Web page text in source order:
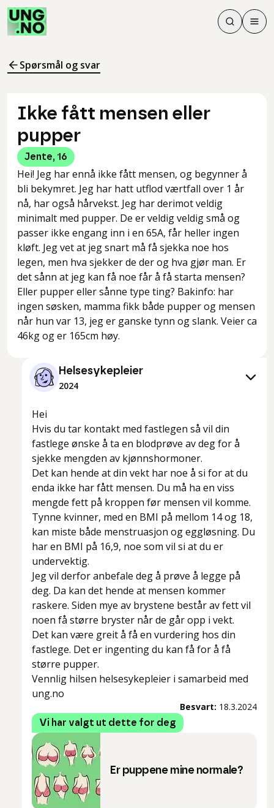
Søk
Søk
Meny
Spørsmål og svar
Ikke fått mensen eller
pupper
Jente, 16
Hei! Jeg har ennå ikke fått mensen, og begynner å
bli bekymret. Jeg har hatt utflod værtfall over 1 år
nå, har også hårvekst. Jeg har derimot veldig
minimalt med pupper. De er veldig veldig små og
passer ikke engang inn i en 65A, får heller ingen
kløft. Jeg vet at jeg snart må få sjekka noe hos
legen, men hva sjekker de der og hva gjør man. Er
det sånn at jeg kan få noe får å få starta mensen?
Eller pupper eller sånne type ting? Bakinfo: har
ingen søsken, mamma fikk både pupper og mensen
når hun var 13, jeg er ganske tynn og slank. Veier ca
46kg og er 165cm høy.
Helsesykepleier
2024
Hei
Hvis du tar kontakt med fastlegen så vil din
fastlege ønske å ta en blodprøve av deg for å
sjekke mengden av kjønnshormoner.
Det kan hende at din vekt har noe å si for at du
enda ikke har fått mensen. Du må ha en viss
mengde fett på kroppen før mensen vil komme.
Tynne kvinner, med en BMI på mellom 14 og 18,
kan miste både menstruasjon og eggløsning. Du
har en BMI på 16,9, noe som vil si at du er
undervektig.
Jeg vil derfor anbefale deg å prøve å legge på
deg. Da kan det hende at mensen kommer
raskere. Siden mye av brystene består av fett vil
noen få større bryster når de går opp i vekt.
Det kan være greit å få en vurdering hos din
fastlege. Det er ingenting du kan få for å få
større pupper.
Vennlig hilsen helsesykepleier i samarbeid med
ung.no
Besvart: 18.3.2024
Vi har valgt ut dette for deg
Er puppene mine normale?